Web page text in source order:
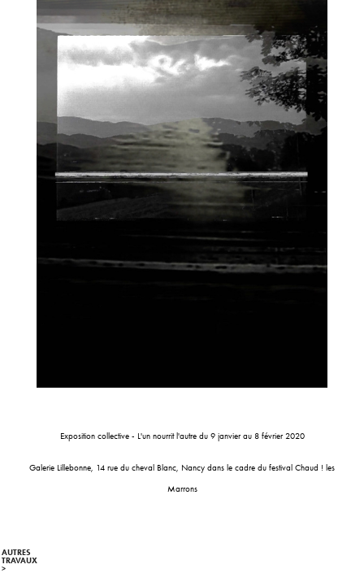
Exposition collective - L'un nourrit l'autre du 9 janvier au 8 février 2020
Galerie Lillebonne, 14 rue du cheval Blanc, Nancy dans le cadre du festival Chaud ! les
Marrons
AUTRES
TRAVAUX
>